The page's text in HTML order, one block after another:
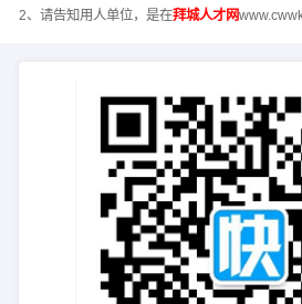
2、请告知用人单位，是在拜城人才网